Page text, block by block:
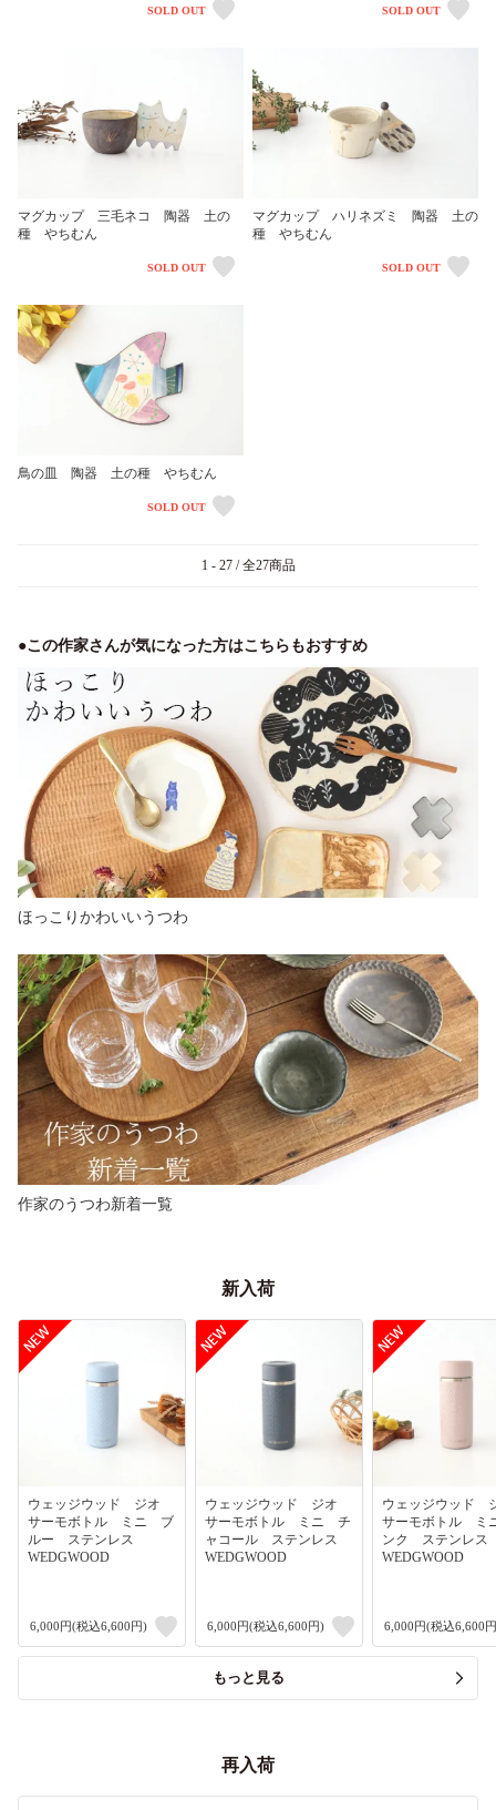
SOLD OUT SOLD OUT
マグカップ 三毛ネコ 陶器 土の
種 やちむん
SOLD OUT
マグカップ ハリネズミ 陶器 土の
種 やちむん
SOLD OUT
鳥の皿 陶器 土の種 やちむん
SOLD OUT
1 - 27 / 全27商品
●この作家さんが気になった方はこちらもおすすめ
ほっこりかわいいうつわ
作家のうつわ新着一覧
新入荷
ウェッジウッド ジオ
サーモボトル ミニ ブ
ルー ステンレス
WEDGWOOD
6,000円(税込6,600円)
ウェッジウッド ジオ
サーモボトル ミニ チ
ャコール ステンレス
WEDGWOOD
6,000円(税込6,600円)
ウェッジウッド
サーモボトル
ンク ステンレ
WEDGWOOD
6,000円(税込6,600
もっと見る
再入荷